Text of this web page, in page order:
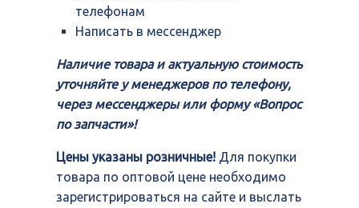
телефонам
Написать в мессенджер
Наличие товара и актуальную стоимость
уточняйте у менеджеров по телефону,
через мессенджеры или форму «Вопрос
по запчасти»!
Цены указаны розничные! Для покупки
товара по оптовой цене необходимо
зарегистрироваться на сайте и выслать